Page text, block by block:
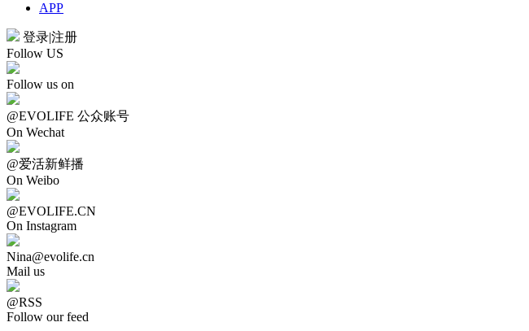
APP
登录|注册
Follow US
Follow us on
@EVOLIFE 公众账号
On Wechat
@爱活新鲜播
On Weibo
@EVOLIFE.CN
On Instagram
Nina@evolife.cn
Mail us
@RSS
Follow our feed